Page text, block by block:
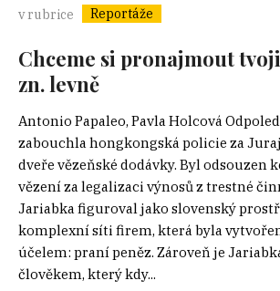
v rubrice
Reportáže
Chceme si pronajmout
zn. levně
Antonio Papaleo, Pavla Holcová
zabouchla hongkongská policie za
dveře vězeňské dodávky. Byl odsouzen
vězení za legalizaci výnosů z trestné
Jariabka figuroval jako slovenský
komplexní síti firem, která byla
účelem: praní peněz. Zároveň je
člověkem, který kdy...